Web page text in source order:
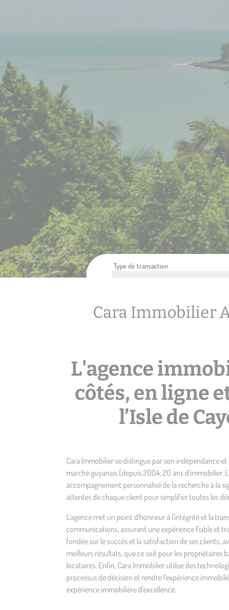
Type de transaction
Cara Immobilier
L'agence
côtés, en ligne
l’Isle de
Cara Immobilier se distingue par son indépendance
marché guyanais (depuis 2004, 20 ans d’immobilier.
accompagnement personnalisé de la recherche à la
attentes de chaque client pour simplifier toutes les
L'agence met un point d'honneur à l'intégrité et la
communications, assurant une expérience fiable et
fondée sur le succès et la satisfaction de ses clients,
meilleurs résultats, que ce soit pour les propriétaires
locataires. Enfin, Cara Immobilier utilise des
processus de décision et rendre l'expérience
expérience immobilière d'excellence.